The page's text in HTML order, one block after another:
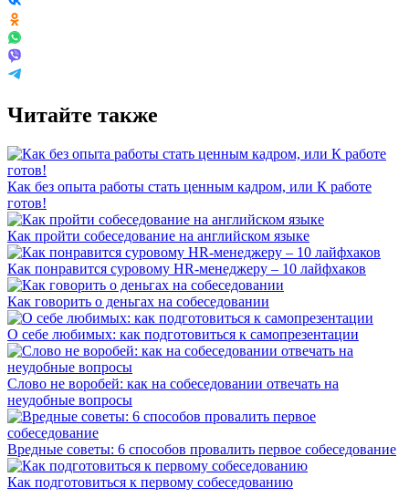
Читайте также
Как без опыта работы стать ценным кадром, или К работе
готов!
Как пройти собеседование на английском языке
Как понравится суровому HR-менеджеру – 10 лайфхаков
Как говорить о деньгах на собеседовании
О себе любимых: как подготовиться к самопрезентации
Слово не воробей: как на собеседовании отвечать на
неудобные вопросы
Вредные советы: 6 способов провалить первое собеседование
Как подготовиться к первому собеседованию